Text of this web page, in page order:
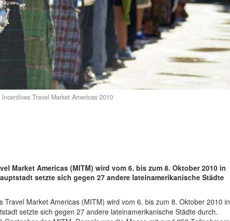
Travel Market Americas 2010
Market Americas (MITM) wird vom 6. bis zum 8. Oktober 2010 in
setzte sich gegen 27 andere lateinamerikanische Städte
Market Americas (MITM) wird vom 6. bis zum 8. Oktober 2010 in
setzte sich gegen 27 andere lateinamerikanische Städte durch.